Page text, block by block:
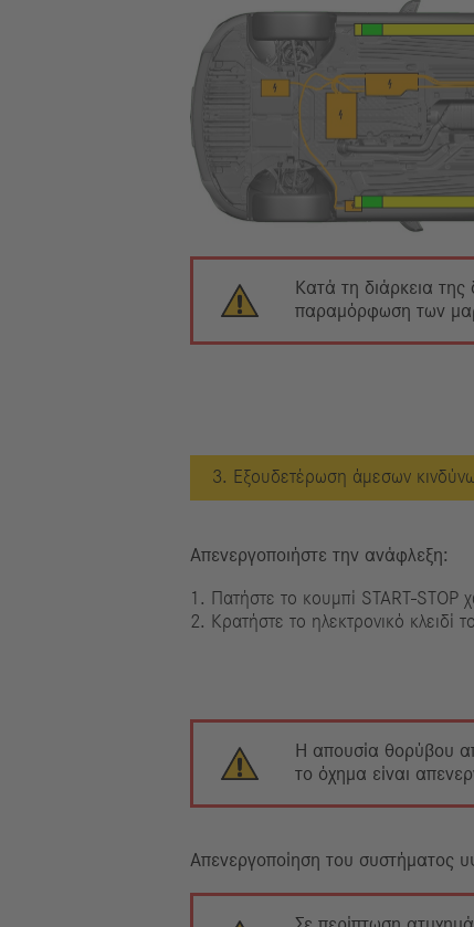
Κατά τη διάρκεια
παραμόρφωση των
3. Εξουδετέρωση άμεσων
Απενεργοποιήστε την ανάφλεξη:
1. Πατήστε το κουμπί START-STOP
2. Κρατήστε το ηλεκτρονικό κλειδί
Η απουσία θορύβου
το όχημα είναι
Απενεργοποίηση του συστήματος